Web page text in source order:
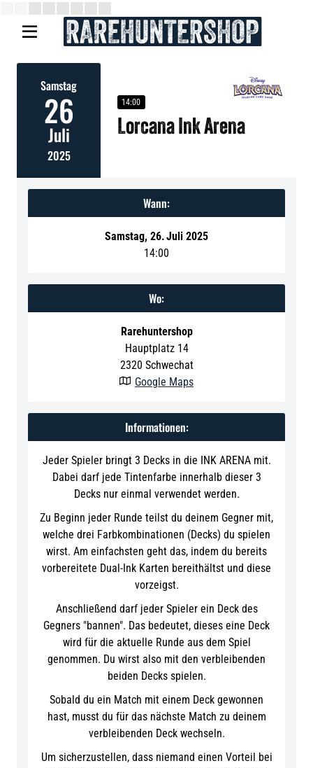

Samstag
26
Juli
2025
14:00
Lorcana Ink Arena
Wann:
Samstag, 26.Juli 2025
14:00
Wo:
Rarehuntershop
Hauptplatz 14
2320 Schwechat
 Google Maps
Informationen:
Jeder Spieler bringt 3 Decks in die INK ARENA mit.
Dabei darf jede Tintenfarbe innerhalb dieser 3
Decks nur einmal verwendet werden.
Zu Beginn jeder Runde teilst du deinem Gegner mit,
welche drei Farbkombinationen (Decks) du spielen
wirst. Am einfachsten geht das, indem du bereits
vorbereitete Dual-Ink Karten bereithältst und diese
vorzeigst.
Anschließend darf jeder Spieler ein Deck des
Gegners "bannen". Das bedeutet, dieses eine Deck
wird für die aktuelle Runde aus dem Spiel
genommen. Du wirst also mit den verbleibenden
beiden Decks spielen.
Sobald du ein Match mit einem Deck gewonnen
hast, musst du für das nächste Match zu deinem
verbleibenden Deck wechseln.
Um sicherzustellen, dass niemand einen Vorteil bei